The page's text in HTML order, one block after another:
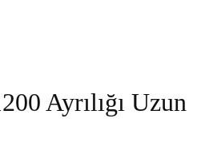
Ayrılığı Uzun